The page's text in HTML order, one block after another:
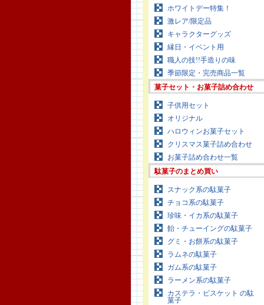
ホワイトデー特集！
激レア/限定品
キャラクターグッズ
縁日・イベント用
職人の技!!手造りの味
季節限定・完売商品一覧
菓子セット・お菓子詰め合わせ
子供用セット
オリジナル
ハロウィンお菓子セット
クリスマス菓子詰め合わせ
お菓子詰め合わせ一覧
駄菓子のまとめ買い
スナック系の駄菓子
チョコ系の駄菓子
珍味・イカ系の駄菓子
飴・チューイングの駄菓子
グミ・お餅系の駄菓子
ラムネの駄菓子
ガム系の駄菓子
ラーメン系の駄菓子
カステラ・ビスケット の駄
菓子